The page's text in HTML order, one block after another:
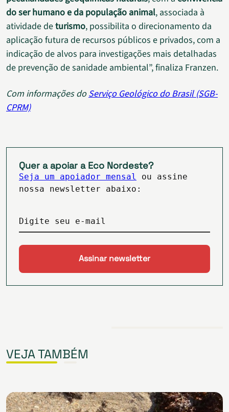
do ser humano e da população animal, associada à
atividade deturismo, possibilita o direcionamento da
aplicação futura de recursos públicos e privados, com a
indicação de alvos para investigações mais detalhadas
de prevenção de sanidade ambiental”, finaliza Franzen.
Com informações doServiço Geológico do Brasil (SGB-
CPRM)
Quer a apoiar a Eco Nordeste?
Seja um apoiador mensal
ou assine
nossa newsletter abaixo:
Digite seu e-mail
VEJA TAMBÉM